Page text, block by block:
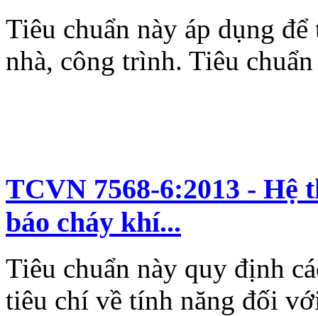
Tiêu chuẩn này áp dụng
nhà, công trình. Tiêu
TCVN 7568-6:2013 - Hệ
báo cháy khí...
Tiêu chuẩn này quy định
tiêu chí về tính năng đối